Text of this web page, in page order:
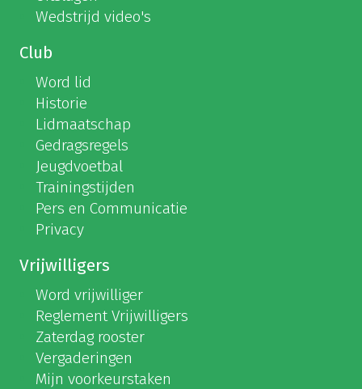
Wedstrijd video's
Club
Word lid
Historie
Lidmaatschap
Gedragsregels
Jeugdvoetbal
Trainingstijden
Pers en Communicatie
Privacy
Vrijwilligers
Word vrijwilliger
Reglement Vrijwilligers
Zaterdag rooster
Vergaderingen
Mijn voorkeurstaken